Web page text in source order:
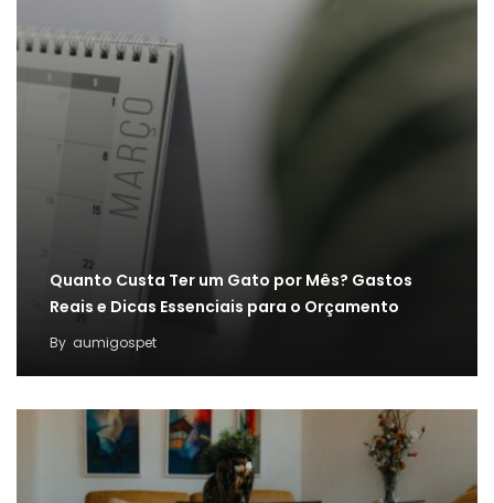
Quanto Custa Ter um Gato por Mês? Gastos
Reais e Dicas Essenciais para o Orçamento
By aumigospet